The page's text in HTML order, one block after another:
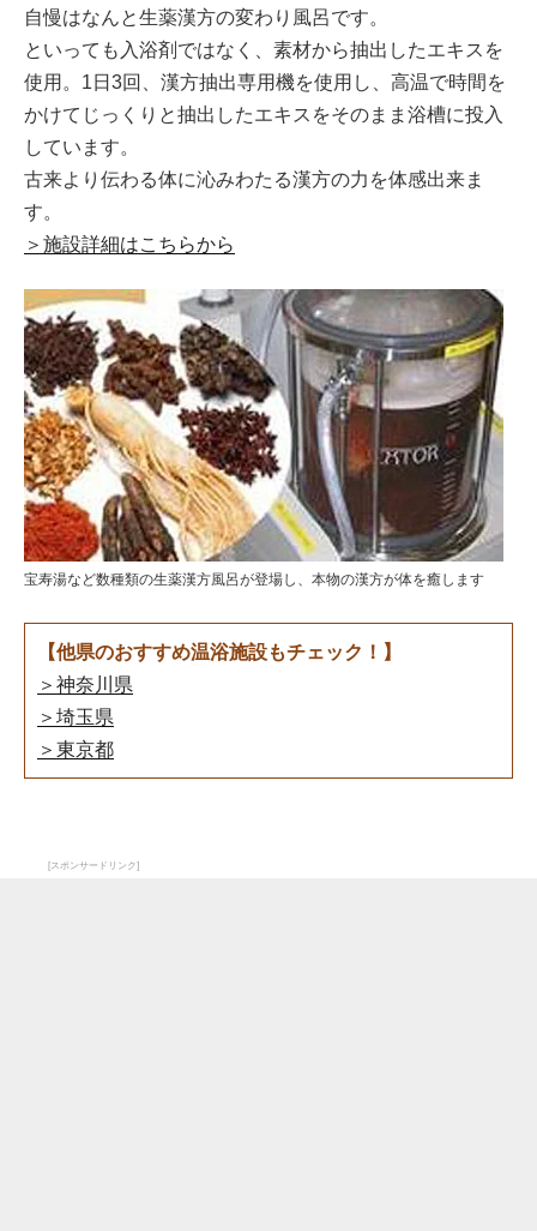
自慢はなんと生薬漢方の変わり風呂です。
といっても入浴剤ではなく、素材から抽出したエキスを
使用。1日3回、漢方抽出専用機を使用し、高温で時間を
かけてじっくりと抽出したエキスをそのまま浴槽に投入
しています。
古来より伝わる体に沁みわたる漢方の力を体感出来ま
す。
＞施設詳細はこちらから
宝寿湯など数種類の生薬漢方風呂が登場し、本物の漢方が体を癒します
【他県のおすすめ温浴施設もチェック！】
＞神奈川県
＞埼玉県
＞東京都
[スポンサードリンク]